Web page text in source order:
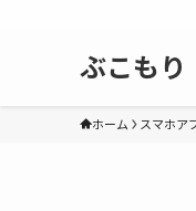
ぶこもり
ホーム スマホア